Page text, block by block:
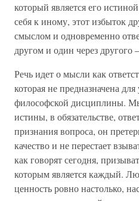
который является его
себя к иному, этот избыток
смыслом и одновременно
другом и один через
Речь идет о мысли как
которая не предназначена
философской дисциплины.
истины, в обязательстве,
признания вопроса, он
качество и не перестает
как говорят сегодня,
которым является каждый.
ценность ровно настолько,